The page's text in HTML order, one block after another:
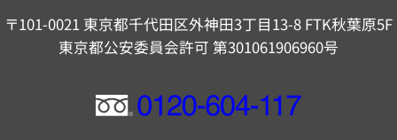
〒101-0021 東京都千代田区外神田3丁目13-8 FTK秋葉原5F
東京都公安委員会許可 第301061906960号
フ